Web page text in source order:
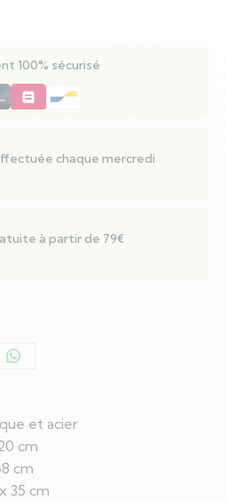
et acier
cm
cm
35 cm
100% sécurisé
chaque mercredi
à partir de 79€
Partager
WhatsApp